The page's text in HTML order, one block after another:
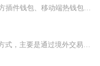
插件钱包、移动端热钱包、
式，主要是通过境外交易所